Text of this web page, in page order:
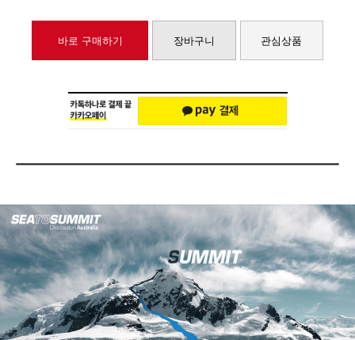
바로 구매하기 장바구니 관심상품